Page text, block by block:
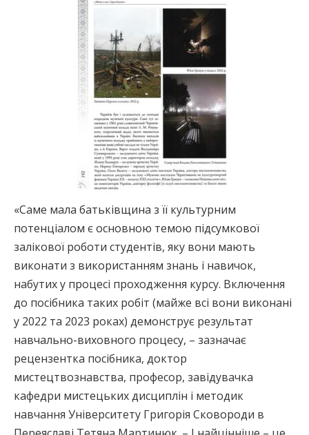
«Саме мала батьківщина з її культурним
потенціалом є основною темою підсумкової
залікової роботи студентів, яку вони мають
виконати з використанням знань і навичок,
набутих у процесі проходження курсу. Включення
до посібника таких робіт (майже всі вони виконані
у 2022 та 2023 роках) демонструє результат
навчально-виховного процесу, – зазначає
рецензентка посібника, доктор
мистецтвознавства, професор, завідувачка
кафедри мистецьких дисциплін і методик
навчання Університету Григорія Сковороди в